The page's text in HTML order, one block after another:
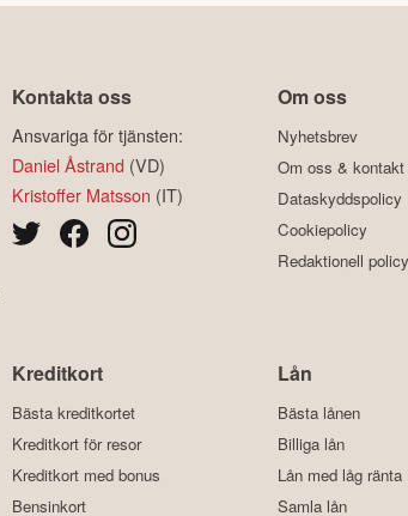
Kontakta oss
Ansvariga för tjänsten:
Daniel Åstrand (VD)
Kristoffer Matsson (IT)
Om oss
Nyhetsbrev
Om oss & kontakt
Dataskyddspolicy
Cookiepolicy
Redaktionell policy
Kreditkort
Bästa kreditkortet
Kreditkort för resor
Kreditkort med bonus
Bensinkort
Lån
Bästa lånen
Billiga lån
Lån med låg ränta
Samla lån